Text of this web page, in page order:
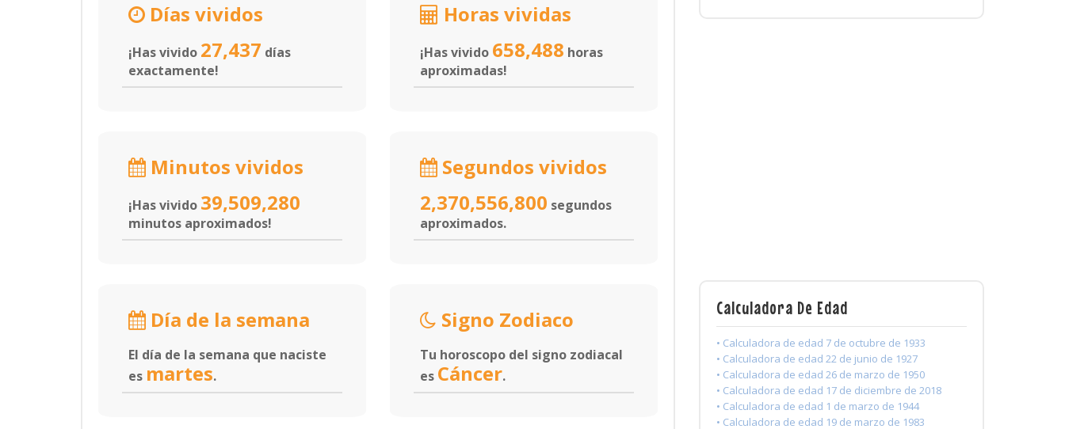
Días vividos
¡Has vivido 27,437 días
exactamente!
Horas vividas
¡Has vivido 658,488 horas
aproximadas!
Minutos vividos
¡Has vivido 39,509,280
minutos aproximados!
Segundos vividos
2,370,556,800 segundos
aproximados.
Día de la semana
El día de la semana que naciste
es martes.
Signo Zodiaco
Tu horoscopo del signo zodiacal
es Cáncer.
Calculadora De Edad
• Calculadora de edad 7 de octubre de 1933
• Calculadora de edad 22 de junio de 1927
• Calculadora de edad 26 de marzo de 1950
• Calculadora de edad 17 de diciembre de 2018
• Calculadora de edad 1 de marzo de 1944
• Calculadora de edad 19 de marzo de 1983